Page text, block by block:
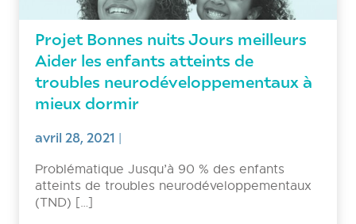
Projet Bonnes nuits Jours meilleurs
Aider les enfants atteints de
troubles neurodéveloppementaux à
mieux dormir
avril 28, 2021 |
Problématique Jusqu’à 90 % des enfants
atteints de troubles neurodéveloppementaux
(TND) […]